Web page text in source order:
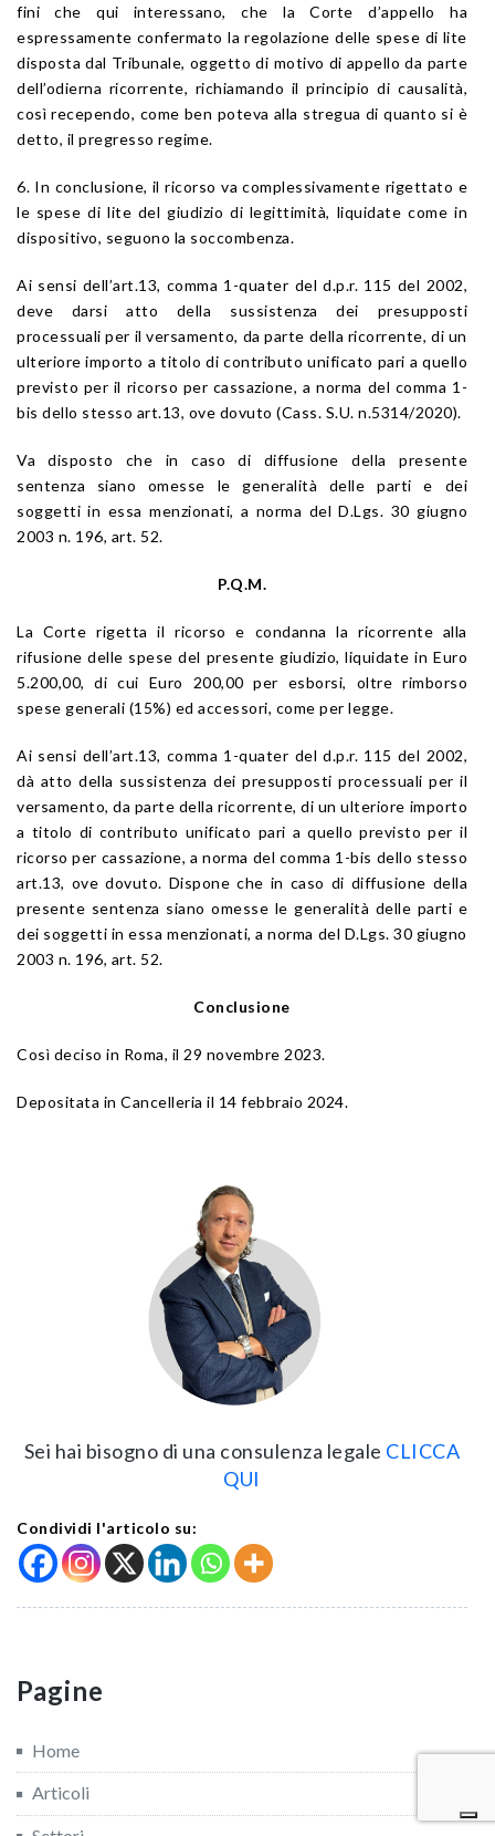
fini che qui interessano, che la Corte d’appello ha
espressamente confermato la regolazione delle spese di lite
disposta dal Tribunale, oggetto di motivo di appello da parte
dell’odierna ricorrente, richiamando il principio di causalità,
così recependo, come ben poteva alla stregua di quanto si è
detto, il pregresso regime.
6. In conclusione, il ricorso va complessivamente rigettato e
le spese di lite del giudizio di legittimità, liquidate come in
dispositivo, seguono la soccombenza.
Ai sensi dell’art.13, comma 1-quater del d.p.r. 115 del 2002,
deve darsi atto della sussistenza dei presupposti
processuali per il versamento, da parte della ricorrente, di un
ulteriore importo a titolo di contributo unificato pari a quello
previsto per il ricorso per cassazione, a norma del comma 1-
bis dello stesso art.13, ove dovuto (Cass. S.U. n.5314/2020).
Va disposto che in caso di diffusione della presente
sentenza siano omesse le generalità delle parti e dei
soggetti in essa menzionati, a norma del D.Lgs. 30 giugno
2003 n. 196, art. 52.
P.Q.M.
La Corte rigetta il ricorso e condanna la ricorrente alla
rifusione delle spese del presente giudizio, liquidate in Euro
5.200,00, di cui Euro 200,00 per esborsi, oltre rimborso
spese generali (15%) ed accessori, come per legge.
Ai sensi dell’art.13, comma 1-quater del d.p.r. 115 del 2002,
dà atto della sussistenza dei presupposti processuali per il
versamento, da parte della ricorrente, di un ulteriore importo
a titolo di contributo unificato pari a quello previsto per il
ricorso per cassazione, a norma del comma 1-bis dello stesso
art.13, ove dovuto. Dispone che in caso di diffusione della
presente sentenza siano omesse le generalità delle parti e
dei soggetti in essa menzionati, a norma del D.Lgs. 30 giugno
2003 n. 196, art. 52.
Conclusione
Così deciso in Roma, il 29 novembre 2023.
Depositata in Cancelleria il 14 febbraio 2024.
Sei hai bisogno di una consulenza legale CLICCA
QUI
Condividi l'articolo su:
Pagine
Home
Articoli